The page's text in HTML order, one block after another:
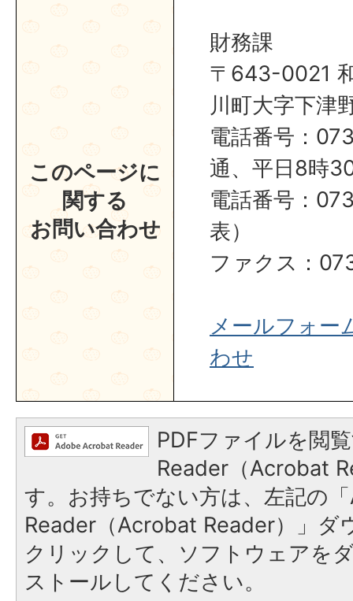
このページに
関する
お問い合わせ
財務課
〒643-0021
川町大字下津
電話番号：
通、平日8時
電話番号：
表）
ファクス：
メールフォー
わせ
PDFファイルを閲
Reader（Acrobat
す。お持ちでない方は、左記の
Reader（Acrobat Reader）」ダ
クリックして、ソフトウェアを
ストールしてください。